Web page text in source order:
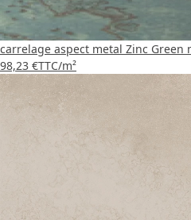
carrelage aspect metal Zinc Green
98,23 €TTC/m²